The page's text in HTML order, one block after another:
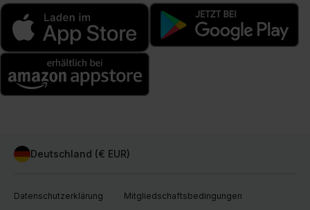
Deutschland (€ EUR)
Datenschutzerklärung Mitgliedschaftsbedingungen